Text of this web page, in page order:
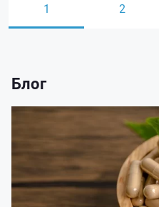
1 2
Блог